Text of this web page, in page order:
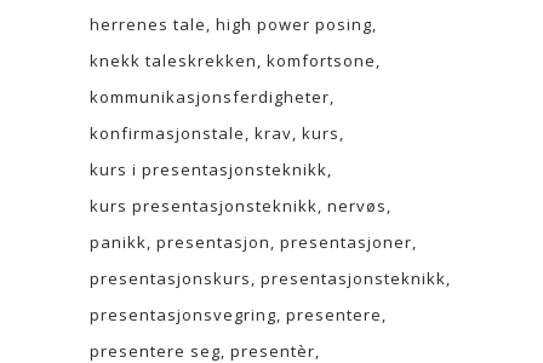
herrenes tale high power posing
knekk taleskrekken komfortsone
kommunikasjonsferdigheter
konfirmasjonstale krav kurs
kurs i presentasjonsteknikk
kurs presentasjonsteknikk nervøs
panikk presentasjon presentasjoner
presentasjonskurs presentasjonsteknikk
presentasjonsvegring presentere
presentere seg presentèr